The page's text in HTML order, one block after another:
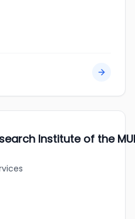
Institute of the